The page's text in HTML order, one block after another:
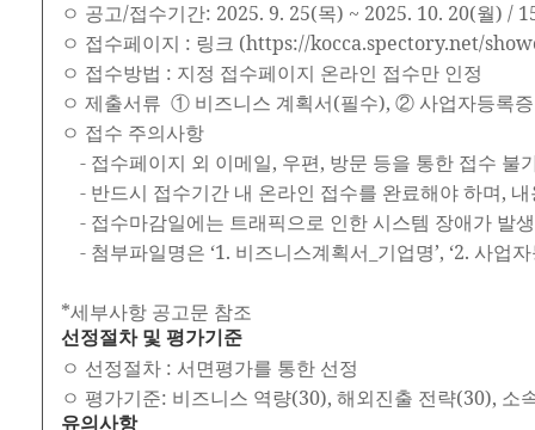
ㅇ 공고/접수기간: 2025. 9. 25(목) ~ 2025. 10. 20(월) /
ㅇ 접수페이지 : 링크 (https://kocca.spectory.net/
ㅇ 접수방법 : 지정 접수페이지 온라인 접수만 인정
ㅇ 제출서류 ① 비즈니스 계획서(필수), ② 사업자등록
ㅇ 접수 주의사항
- 접수페이지 외 이메일, 우편, 방문 등을 통한 접수 불
- 반드시 접수기간 내 온라인 접수를 완료해야 하며,
- 접수마감일에는 트래픽으로 인한 시스템 장애가 발
- 첨부파일명은 ‘1. 비즈니스계획서_기업명’, ‘2. 사업
*세부사항 공고문 참조
선정절차 및 평가기준
ㅇ 선정절차 : 서면평가를 통한 선정
ㅇ 평가기준: 비즈니스 역량(30), 해외진출 전략(30),
유의사항